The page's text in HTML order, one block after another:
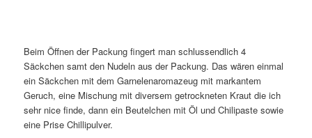
Beim Öffnen der Packung fingert man schlussendlich 4
Säckchen samt den Nudeln aus der Packung. Das wären einmal
ein Säckchen mit dem Garnelenaromazeug mit markantem
Geruch, eine Mischung mit diversem getrockneten Kraut die ich
sehr nice finde, dann ein Beutelchen mit Öl und Chilipaste sowie
eine Prise Chillipulver.